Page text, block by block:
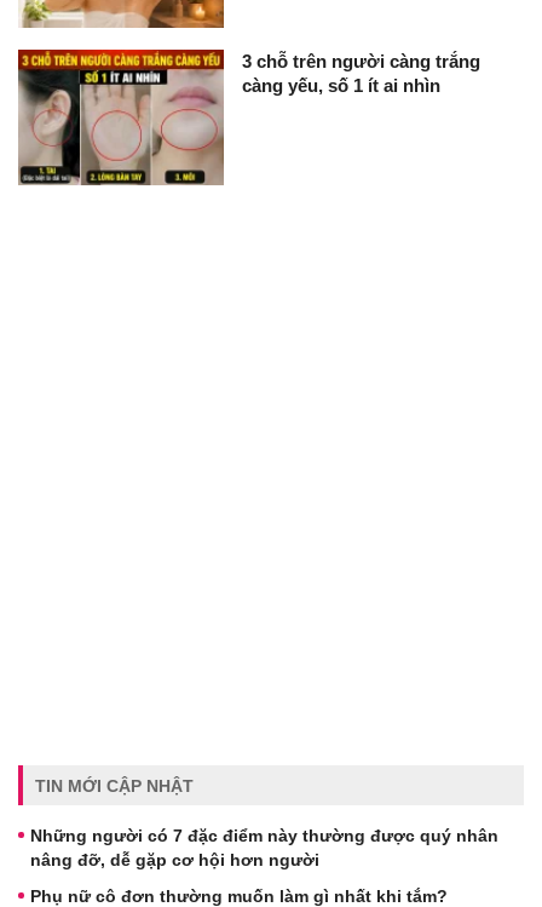
3 chỗ trên người càng trắng
càng yếu, số 1 ít ai nhìn
TIN MỚI CẬP NHẬT
Những người có 7 đặc điểm này thường được quý nhân
nâng đỡ, dễ gặp cơ hội hơn người
Phụ nữ cô đơn thường muốn làm gì nhất khi tắm?